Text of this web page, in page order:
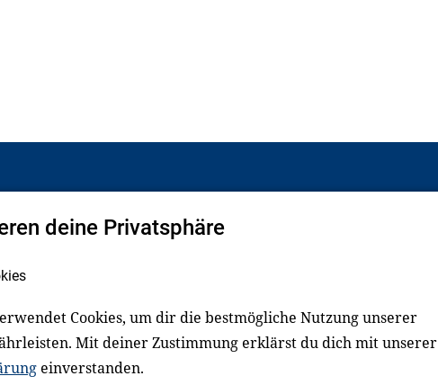
Facebook LinkedIn
Impressum
deine Privatsphäre
Cookies, um dir die bestmögliche Nutzung unserer
Mit deiner Zustimmung erklärst du dich mit unserer
einverstanden.